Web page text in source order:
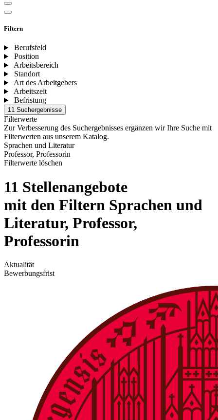
Filtern
Berufsfeld
Position
Arbeitsbereich
Standort
Art des Arbeitgebers
Arbeitszeit
Befristung
11 Suchergebnisse
Filterwerte
Zur Verbesserung des Suchergebnisses ergänzen wir Ihre Suche mit
Filterwerten aus unserem Katalog.
Sprachen und Literatur
Professor, Professorin
Filterwerte löschen
11 Stellenangebote
mit den Filtern Sprachen und
Literatur, Professor,
Professorin
Aktualität
Bewerbungsfrist